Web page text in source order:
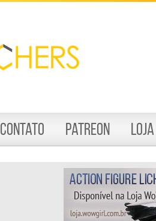
Contato Patreon Loja